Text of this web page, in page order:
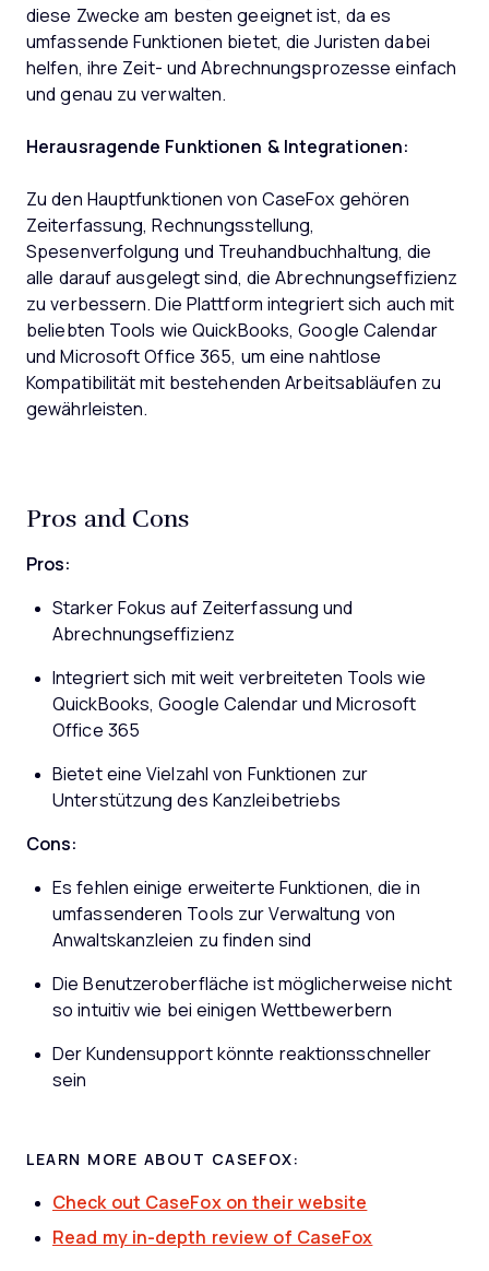
diese Zwecke am besten geeignet ist, da es
umfassende Funktionen bietet, die Juristen dabei
helfen, ihre Zeit- und Abrechnungsprozesse einfach
und genau zu verwalten.
Herausragende Funktionen & Integrationen:
Zu den Hauptfunktionen von CaseFox gehören
Zeiterfassung, Rechnungsstellung,
Spesenverfolgung und Treuhandbuchhaltung, die
alle darauf ausgelegt sind, die Abrechnungseffizienz
zu verbessern. Die Plattform integriert sich auch mit
beliebten Tools wie QuickBooks, Google Calendar
und Microsoft Office 365, um eine nahtlose
Kompatibilität mit bestehenden Arbeitsabläufen zu
gewährleisten.
Pros and Cons
Pros:
Starker Fokus auf Zeiterfassung und
Abrechnungseffizienz
Integriert sich mit weit verbreiteten Tools wie
QuickBooks, Google Calendar und Microsoft
Office 365
Bietet eine Vielzahl von Funktionen zur
Unterstützung des Kanzleibetriebs
Cons:
Es fehlen einige erweiterte Funktionen, die in
umfassenderen Tools zur Verwaltung von
Anwaltskanzleien zu finden sind
Die Benutzeroberfläche ist möglicherweise nicht
so intuitiv wie bei einigen Wettbewerbern
Der Kundensupport könnte reaktionsschneller
sein
LEARN MORE ABOUT CASEFOX:
Check out CaseFox on their website
Read my in-depth review of CaseFox